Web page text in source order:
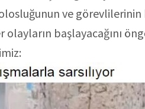
ve
olayların başlayacağını